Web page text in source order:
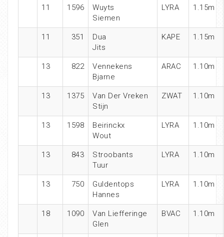
11 1596
Wuyts
Siemen
LYRA 1.15m
11 351
Dua
Jits
KAPE 1.15m
13 822
Vennekens
Bjarne
ARAC 1.10m
13 1375
Van Der Vreken
Stijn
ZWAT 1.10m
13 1598
Beirinckx
Wout
LYRA 1.10m
13 843
Stroobants
Tuur
LYRA 1.10m
13 750
Guldentops
Hannes
LYRA 1.10m
18 1090
Van Liefferinge
Glen
BVAC 1.10m